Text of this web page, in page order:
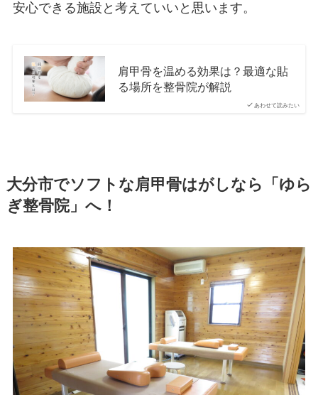
安心できる施設と考えていいと思います。
あわせて読みたい
肩甲骨を温める効果は？最適な貼
る場所を整骨院が解説
大分市でソフトな肩甲骨はがしなら「ゆら
ぎ整骨院」へ！